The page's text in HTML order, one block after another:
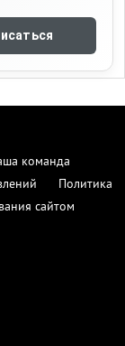
команда
Политика
сайтом